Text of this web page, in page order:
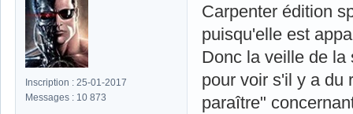
Inscription : 25-01-2017
Messages : 10 873
Carpenter édition
puisqu'elle est
Donc la veille de la
pour voir s'il y a du
paraître"